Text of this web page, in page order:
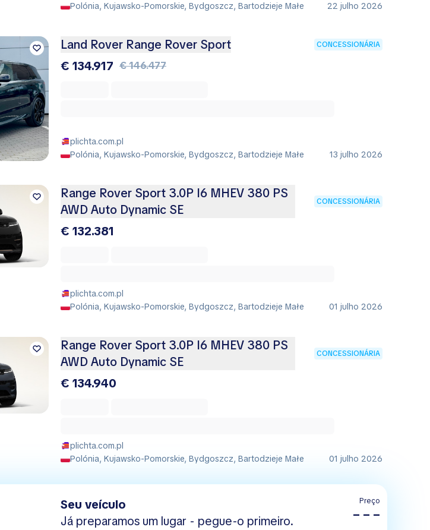
Polónia, Kujawsko-Pomorskie, Bydgoszcz, Bartodzieje Małe
22 julho 2026
Land Rover Range Rover Sport CONCESSIONÁRIA
€ 134.917 € 146.477
plichta.com.pl
Polónia, Kujawsko-Pomorskie, Bydgoszcz, Bartodzieje Małe
13 julho 2026
Range Rover Sport 3.0P I6 MHEV 380 PS
AWD Auto Dynamic SE
CONCESSIONÁRIA
€ 132.381
plichta.com.pl
Polónia, Kujawsko-Pomorskie, Bydgoszcz, Bartodzieje Małe
01 julho 2026
Range Rover Sport 3.0P I6 MHEV 380 PS
AWD Auto Dynamic SE
CONCESSIONÁRIA
€ 134.940
plichta.com.pl
Polónia, Kujawsko-Pomorskie, Bydgoszcz, Bartodzieje Małe
01 julho 2026
Seu veículo
Já preparamos um lugar - pegue-o primeiro.
Preço
– – –